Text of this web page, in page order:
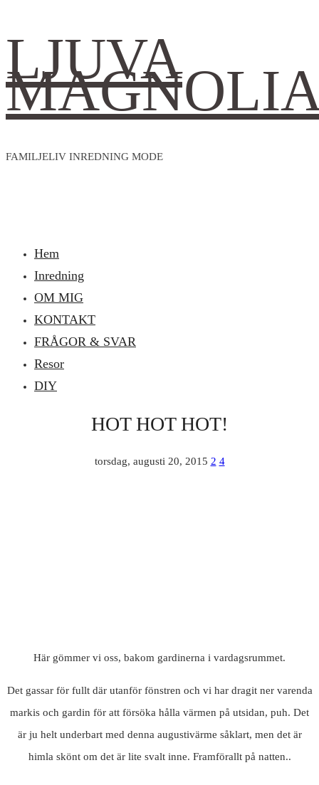
LJUVA
FAMILJELIV INREDNING MODE
Hem
Inredning
OM MIG
KONTAKT
FRÅGOR & SVAR
Resor
DIY
HOT HOT HOT!
torsdag, augusti 20, 2015 2 4
Här gömmer vi oss, bakom gardinerna i vardagsrummet.
Det gassar för fullt där utanför fönstren och vi har dragit ner varenda
markis och gardin för att försöka hålla värmen på utsidan, puh. Det
är ju helt underbart med denna augustivärme såklart, men det är
himla skönt om det är lite svalt inne. Framförallt på natten..